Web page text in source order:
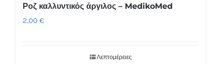
Ροζ καλλυντικός άργιλος – MedikoMed
2,00 €
Λεπτομέρειες